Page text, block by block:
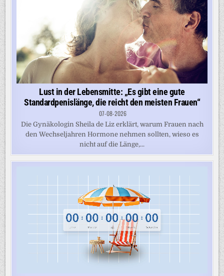
Lust in der Lebensmitte: „Es gibt eine gute
Standardpenislänge, die reicht den meisten Frauen“
07-08-2026
Die Gynäkologin Sheila de Liz erklärt, warum Frauen nach
den Wechseljahren Hormone nehmen sollten, wieso es
nicht auf die Länge,...